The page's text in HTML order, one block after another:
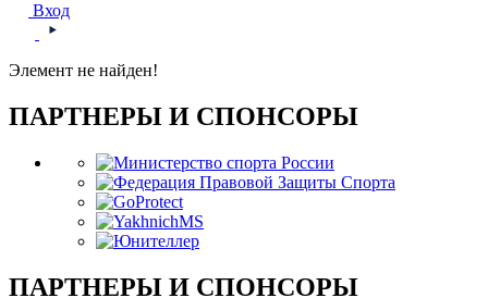
Вход
Элемент не найден!
ПАРТНЕРЫ И СПОНСОРЫ
ПАРТНЕРЫ И СПОНСОРЫ